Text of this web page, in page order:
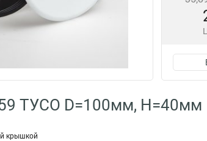
ТУСО D=100мм, H=40мм
крышкой